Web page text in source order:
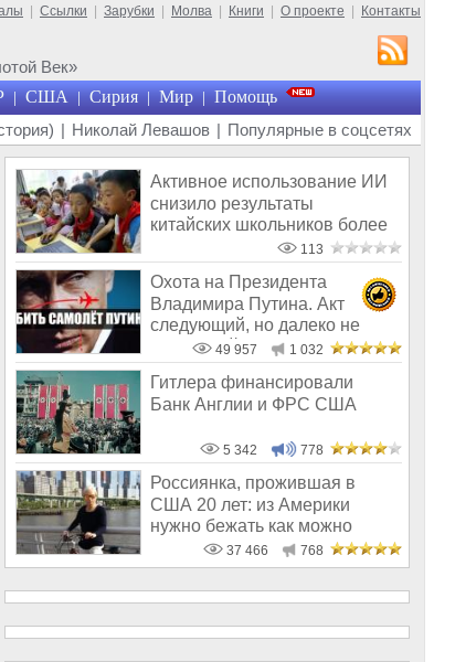
Ссылки Зарубки Молва Книги О проекте Контакты
Век»
| США | Сирия | Мир | Помощь
| Николай Левашов | Популярные в соцсетях
Активное использование ИИ
снизило результаты
китайских школьников более
113
Охота на Президента
Владимира Путина. Акт
следующий, но далеко не
последний
49 957 1 032
Гитлера финансировали
Банк Англии и ФРС США
5 342 778
Россиянка, прожившая в
США 20 лет: из Америки
нужно бежать как можно
скорее
37 466 768